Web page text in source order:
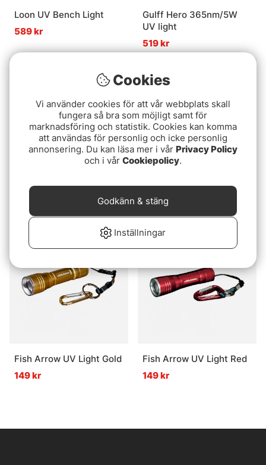
Loon UV Bench Light
589 kr
Gulff Hero 365nm/5W
UV light
519 kr
Gulff Lampman
339 kr
179 kr
Fish Arrow UV Light Gold
149 kr
Slutsåld
Fish Arrow UV Light Red
149 kr
Cookies
Vi använder cookies för att vår webbplats skall
fungera så bra som möjligt samt för
marknadsföring och statistik. Cookies kan komma
att användas för personlig och icke personlig
annonsering. Du kan läsa mer i vår Privacy Policy
och i vår Cookiepolicy.
Inställningar
Godkänn & stäng